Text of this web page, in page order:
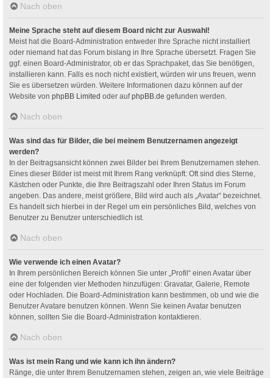
Nach oben
Meine Sprache steht auf diesem Board nicht zur Auswahl!
Meist hat die Board-Administration entweder Ihre Sprache nicht installiert
oder niemand hat das Forum bislang in Ihre Sprache übersetzt. Fragen Sie
ggf. einen Board-Administrator, ob er das Sprachpaket, das Sie benötigen,
installieren kann. Falls es noch nicht existiert, würden wir uns freuen, wenn
Sie es übersetzen würden. Weitere Informationen dazu können auf der
Website von phpBB Limited oder aufphpBB.de gefunden werden.
Nach oben
Was sind das für Bilder, die bei meinem Benutzernamen angezeigt
werden?
In der Beitragsansicht können zwei Bilder bei Ihrem Benutzernamen stehen.
Eines dieser Bilder ist meist mit Ihrem Rang verknüpft: Oft sind dies Sterne,
Kästchen oder Punkte, die Ihre Beitragszahl oder Ihren Status im Forum
angeben. Das andere, meist größere, Bild wird auch als „Avatar“ bezeichnet.
Es handelt sich hierbei in der Regel um ein persönliches Bild, welches von
Benutzer zu Benutzer unterschiedlich ist.
Nach oben
Wie verwende ich einen Avatar?
In Ihrem persönlichen Bereich können Sie unter „Profil“ einen Avatar über
eine der folgenden vier Methoden hinzufügen: Gravatar, Galerie, Remote
oder Hochladen. Die Board-Administration kann bestimmen, ob und wie die
Benutzer Avatare benutzen können. Wenn Sie keinen Avatar benutzen
können, sollten Sie die Board-Administration kontaktieren.
Nach oben
Was ist mein Rang und wie kann ich ihn ändern?
Ränge, die unter Ihrem Benutzernamen stehen, zeigen an, wie viele Beiträge